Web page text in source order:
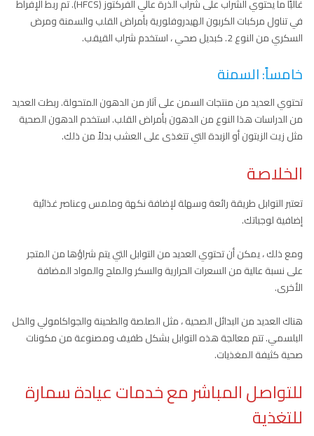
غالبًا ما يحتوي الشراب على شراب الذرة عالي الفركتوز (HFCS). تم ربط الإفراط
في تناول مركبات الكربون الهيدروفلورية بأمراض القلب والسمنة ومرض
السكري من النوع 2. كبديل صحي ، استخدم شراب القيقب.
خامساً: السمنة
تحتوي العديد من منتجات السمن على آثار من الدهون المتحولة. ربطت العديد
من الدراسات هذا النوع من الدهون بأمراض القلب. استخدم الدهون الصحية
مثل زيت الزيتون أو الزبدة التي تتغذى على العشب بدلاً من ذلك.
الخلاصة
تعتبر التوابل طريقة رائعة وسهلة لإضافة نكهة وملمس وعناصر غذائية
إضافية لوجباتك.
ومع ذلك ، يمكن أن تحتوي العديد من التوابل التي يتم شراؤها من المتجر
على نسبة عالية من السعرات الحرارية والسكر والملح والمواد المضافة
الأخرى.
هناك العديد من البدائل الصحية ، مثل الصلصة والطحينة والجواكامولي والخل
البلسمي. تتم معالجة هذه التوابل بشكل طفيف ومصنوعة من مكونات
صحية كثيفة المغذيات.
للتواصل المباشر مع خدمات عيادة سمارة
للتغذية